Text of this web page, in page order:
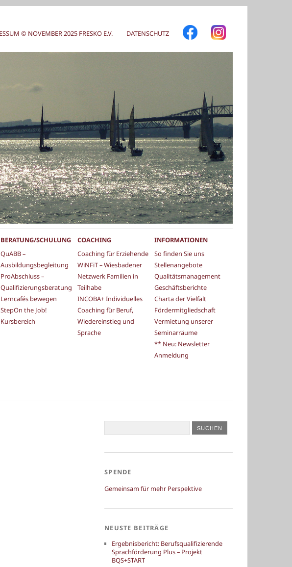
© NOVEMBER 2025 FRESKO E.V. DATENSCHUTZ
BERATUNG/SCHULUNG
QuABB –
Ausbildungsbegleitung
ProAbschluss –
Qualifizierungsberatung
Lerncafés bewegen
StepOn the Job!
Kursbereich
COACHING
Coaching für Erziehende
WiNFiT – Wiesbadener
Netzwerk Familien in
Teilhabe
INCOBA+ Individuelles
Coaching für Beruf,
Wiedereinstieg und
Sprache
INFORMATIONEN
So finden Sie uns
Stellenangebote
Qualitätsmanagement
Geschäftsberichte
Charta der Vielfalt
Fördermitgliedschaft
Vermietung unserer
Seminarräume
** Neu: Newsletter
Anmeldung
SPENDE
Gemeinsam für mehr Perspektive
NEUSTE BEITRÄGE
Ergebnisbericht: Berufsqualifizierende
Sprachförderung Plus – Projekt
BQS+START